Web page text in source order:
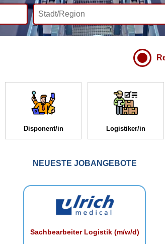
Disponent/in Logistiker/in
NEUESTE JOBANGEBOTE
Sachbearbeiter Logistik (m/w/d)